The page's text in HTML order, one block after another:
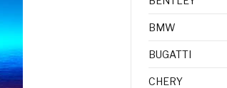
BMW
BUGATTI
CHERY